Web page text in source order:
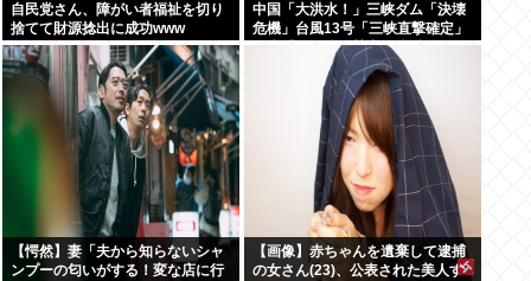
自民党さん、障がい者福祉を切り
捨てて財源捻出に成功www
中国「大洪水！」三峡ダム「決壊
危機」台風13号「三峡直撃確定」
日本「最も強い勢力で接近！（伊
勢湾台風級」台風13号と15号「中
国本土でぶつかり合う（前代未
【愕然】妻「夫から知らないシャ
ンプーの匂いがする！変な店に行
【画像】赤ちゃんを遺棄して逮捕
の女さん(23)、公表された美人す